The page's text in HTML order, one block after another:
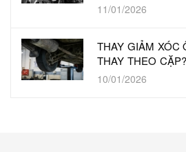
11/01/2026
THAY GIẢM XÓC
THAY THEO CẶP?
10/01/2026